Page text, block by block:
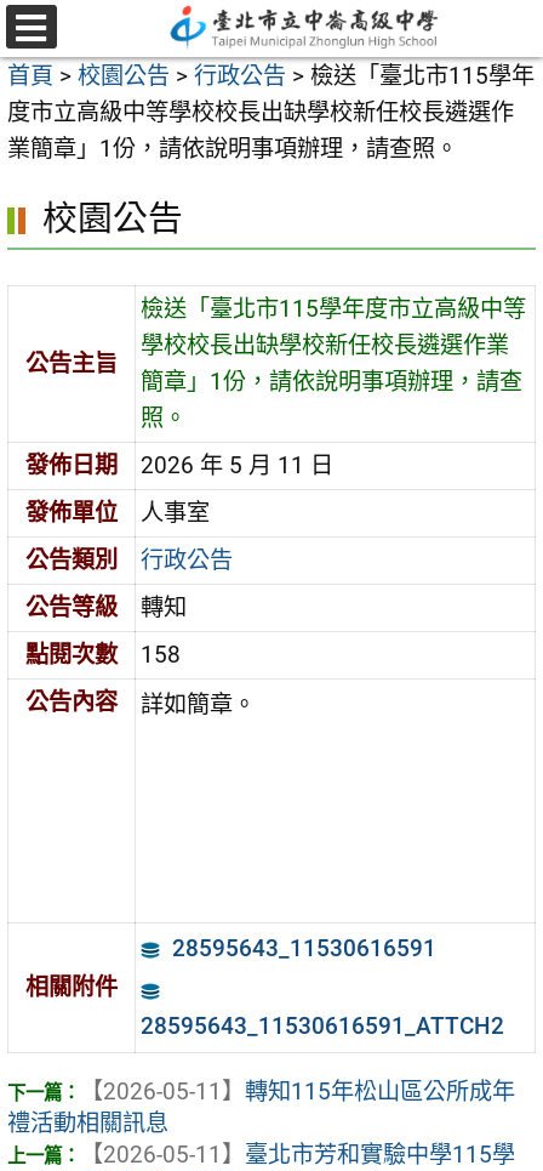
跳
至
主
要
內
區
選
單
首頁 > 校園公告 > 行政公告 > 檢送「臺北市115學年
度市立高級中等學校校長出缺學校新任校長遴選作
業簡章」1份，請依說明事項辦理，請查照。
校園公告
公告主旨
檢送「臺北市115學年度市立高級中等
學校校長出缺學校新任校長遴選作業
簡章」1份，請依說明事項辦理，請查
照。
發佈日期
2026 年 5 月 11 日
發佈單位
人事室
公告類別
行政公告
公告等級
轉知
點閱次數
158
公告內容
詳如簡章。
相關附件
28595643_11530616591
28595643_11530616591_ATTCH2
【2026-05-11】 轉知115年松山區公所成年
禮活動相關訊息
【2026-05-11】 臺北市芳和實驗中學115學